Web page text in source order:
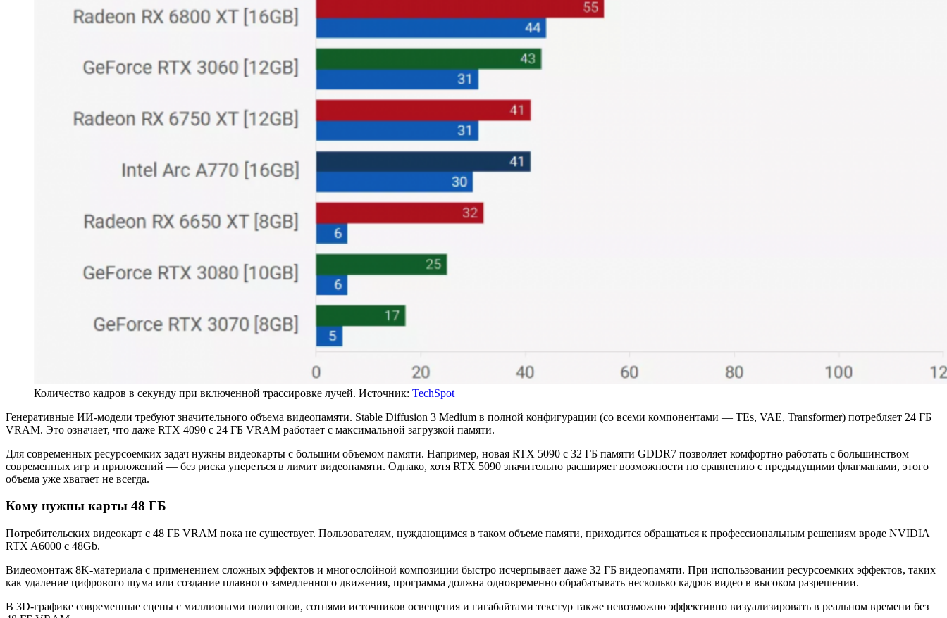
Количество кадров в секунду при включенной трассировке лучей. Источник: TechSpot
Генеративные ИИ-модели требуют значительного объема видеопамяти. Stable Diffusion 3 Medium в полной конфигурации (со всеми компонентами — TEs, VAE, Transformer) потребляет 24 ГБ
VRAM. Это означает, что даже RTX 4090 с 24 ГБ VRAM работает с максимальной загрузкой памяти.
Для современных ресурсоемких задач нужны видеокарты с большим объемом памяти. Например, новая RTX 5090 с 32 ГБ памяти GDDR7 позволяет комфортно работать с большинством
современных игр и приложений — без риска упереться в лимит видеопамяти. Однако, хотя RTX 5090 значительно расширяет возможности по сравнению с предыдущими флагманами, этого
объема уже хватает не всегда.
Кому нужны карты 48 ГБ
Потребительских видеокарт с 48 ГБ VRAM пока не существует. Пользователям, нуждающимся в таком объеме памяти, приходится обращаться к профессиональным решениям вроде NVIDIA
RTX A6000 с 48Gb.
Видеомонтаж 8K-материала с применением сложных эффектов и многослойной композиции быстро исчерпывает даже 32 ГБ видеопамяти. При использовании ресурсоемких эффектов, таких
как удаление цифрового шума или создание плавного замедленного движения, программа должна одновременно обрабатывать несколько кадров видео в высоком разрешении.
В 3D-графике современные сцены с миллионами полигонов, сотнями источников освещения и гигабайтами текстур также невозможно эффективно визуализировать в реальном времени без